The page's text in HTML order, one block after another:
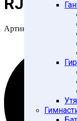
Артикул: 1122478530